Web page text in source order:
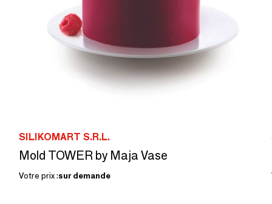
SILIKOMART S.R.L.
Mold TOWER by Maja Vase
Votre prix :sur demande